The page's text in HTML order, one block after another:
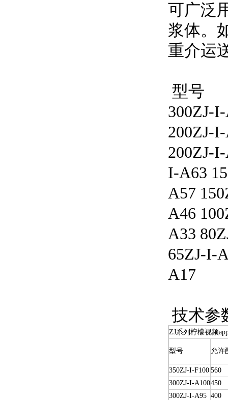
可广泛用
浆体
重介运送
型号
300ZJ-
200ZJ-
200ZJ-
I-A63
A57
A46
A33
65ZJ-I-
A17
技术参
ZJ系列柠檬视频
型号 允许
350ZJ-I-F100 560
300ZJ-I-A100450
300ZJ-I-A95 400